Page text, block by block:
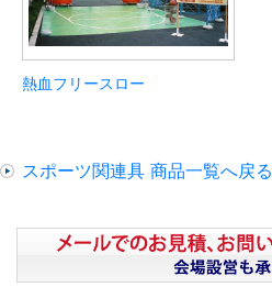
熱血フリースロー
スポーツ関連具 商品一覧へ戻る